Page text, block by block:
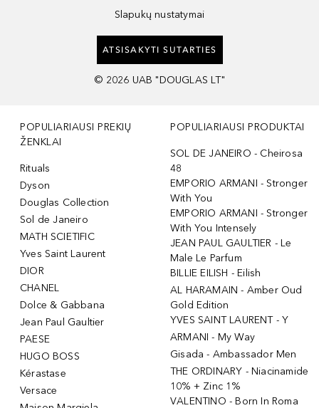
Slapukų nustatymai
ATSISAKYTI SUTARTIES
© 2026 UAB "DOUGLAS LT"
POPULIARIAUSI PREKIŲ
ŽENKLAI
Rituals
Dyson
Douglas Collection
Sol de Janeiro
MATH SCIETIFIC
Yves Saint Laurent
DIOR
CHANEL
Dolce & Gabbana
Jean Paul Gaultier
PAESE
HUGO BOSS
Kérastase
Versace
POPULIARIAUSI PRODUKTAI
SOL DE JANEIRO - Cheirosa
48
EMPORIO ARMANI - Stronger
With You
EMPORIO ARMANI - Stronger
With You Intensely
JEAN PAUL GAULTIER - Le
Male Le Parfum
BILLIE EILISH - Eilish
AL HARAMAIN - Amber Oud
Gold Edition
YVES SAINT LAURENT - Y
ARMANI - My Way
Gisada - Ambassador Men
THE ORDINARY - Niacinamide
10% + Zinc 1%
VALENTINO - Born In Roma